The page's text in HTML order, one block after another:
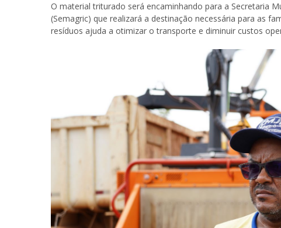
O material triturado será encaminhando para a Secretaria
(Semagric) que realizará a destinação necessária para as
resíduos ajuda a otimizar o transporte e diminuir custos